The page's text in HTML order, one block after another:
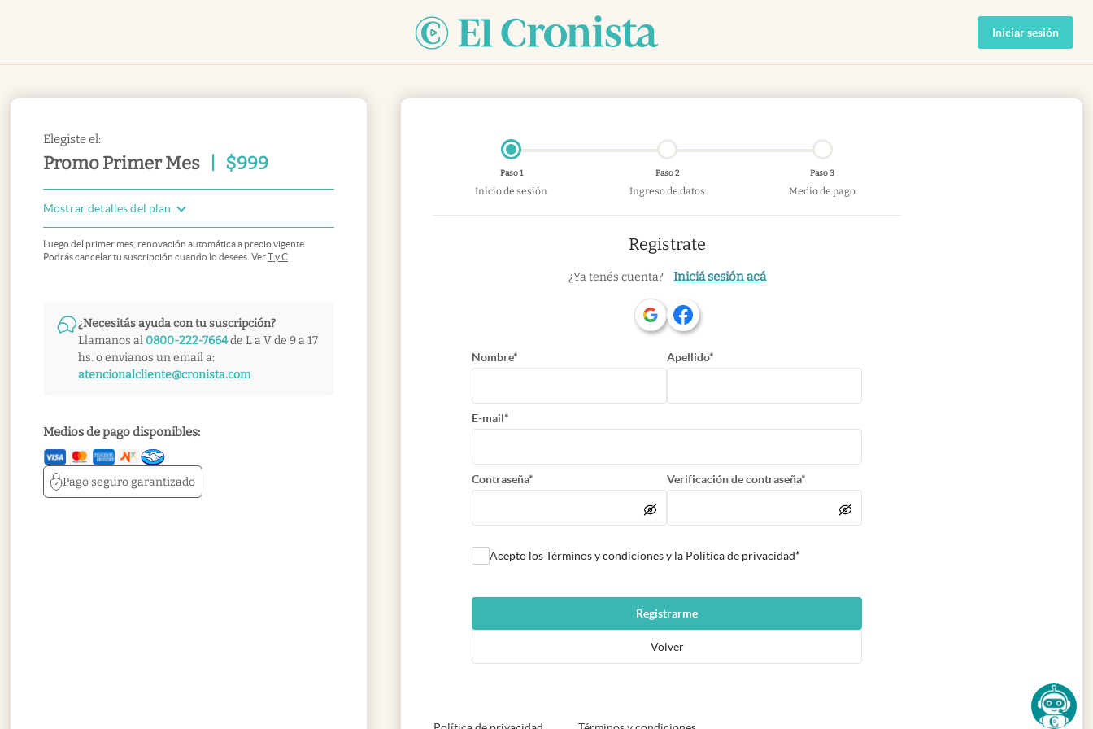
Iniciar sesión
Elegiste el:
Promo Primer Mes $999
Mostrar detalles del plan
Luego del primer mes, renovación automática a precio vigente.
Podrás cancelar tu suscripción cuando lo desees. VerT y C
¿Necesitás ayuda con tu suscripción?
Llamanos al 0800-222-7664de L a V de 9 a 17
hs. o envianos un email a:
atencionalcliente@cronista.com
Medios de pago disponibles:
Pago segurogarantizado
Paso 1
Inicio de sesión
Paso 2
Ingreso de datos
Paso 3
Medio de pago
Registrate
¿Ya tenés cuenta? Iniciá sesión acá
Nombre* Apellido*
E-mail*
Contraseña* Verificación de contraseña*
Acepto los Términos y condiciones y la Política de privacidad*
Registrarme
Volver